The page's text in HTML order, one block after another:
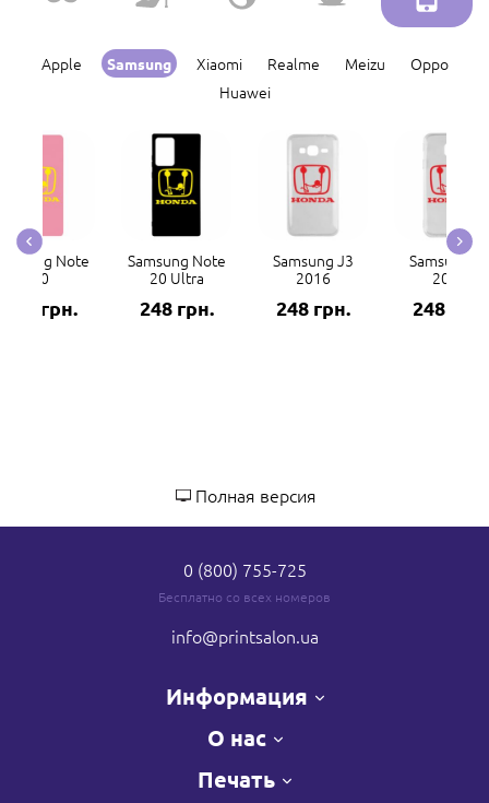
Apple Samsung Xiaomi Realme Meizu
Oppo
Huawei
Note
20
248 грн.
Samsung Note
20 Ultra
248 грн.
Samsung J3
2016
248 грн.
Samsung J3
2017
248 грн.
Полная версия
0 (800) 755-725
Бесплатно со всех номеров
info@printsalon.ua
Информация
О нас
Печать